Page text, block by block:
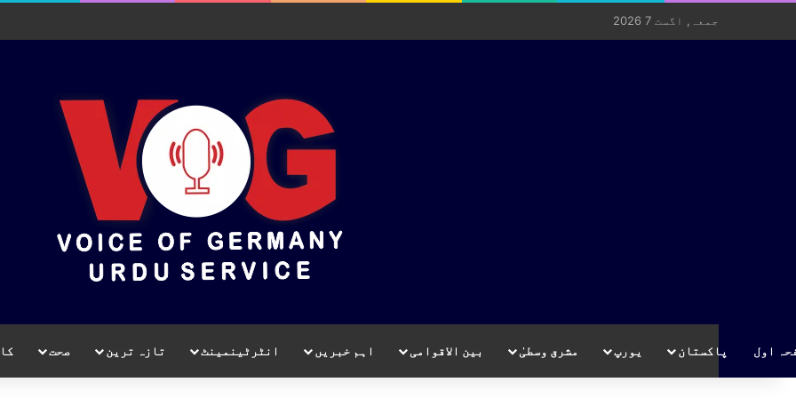
جمعہ, اگست 7 2026
اول پاکستان یورپ مشرق وسطیٰ بین الاقوامی اہم خبریں انٹرٹینمینٹ تازہ ترین صحت